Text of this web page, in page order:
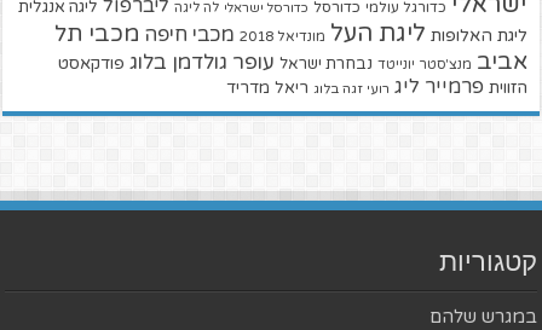
כדורגל עולמי כדורסל כדורסל ישראלי לה ליגה ליברפול ליגה אנגלית
ליגת האלופות ליגת העל מונדיאל 2018 מכבי חיפה מכבי תל
אביב מנצ'סטר יונייטד נבחרת ישראל עופר גולדמן בלוג פודקאסט
הזווית פרמייר ליג רועי זגה בלוג ריאל מדריד
קטגוריות
במגרש שלהם